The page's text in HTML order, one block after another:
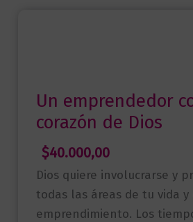
Un emprendedor
corazón de Dios
$40.000,00
Dios quiere involucrarse y
todas las áreas de tu vida
emprendimiento. Los